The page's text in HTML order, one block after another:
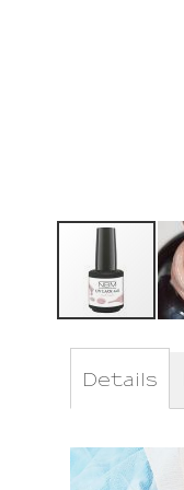
Anfang
Details